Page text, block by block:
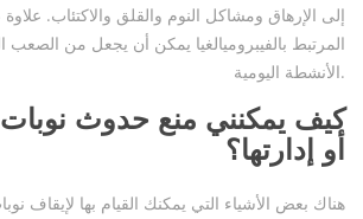
إلى الإرهاق ومشاكل النوم والقلق والاكتئاب.
المرتبط بالفيبروميالغيا يمكن أن يجعل من الصعب
الأنشطة اليومية.
كيف يمكنني منع حدوث نوبات
أو إدارتها؟
هناك بعض الأشياء التي يمكنك القيام بها لإيقاف